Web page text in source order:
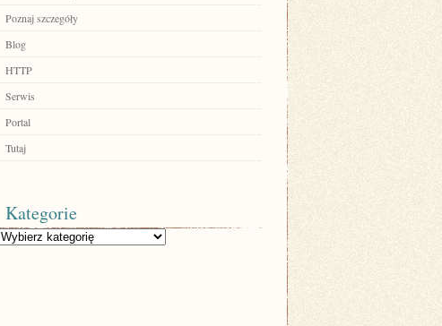
Poznaj szczegóły
Blog
HTTP
Serwis
Portal
Tutaj
Kategorie
Kategorie